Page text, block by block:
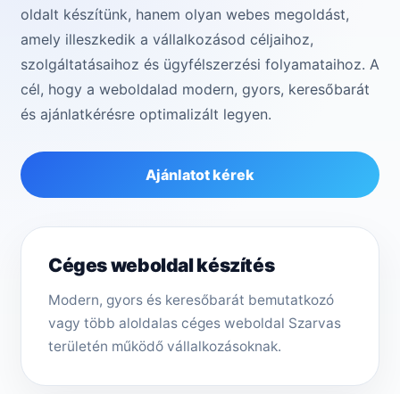
oldalt készítünk, hanem olyan webes megoldást,
amely illeszkedik a vállalkozásod céljaihoz,
szolgáltatásaihoz és ügyfélszerzési folyamataihoz. A
cél, hogy a weboldalad modern, gyors, keresőbarát
és ajánlatkérésre optimalizált legyen.
Ajánlatot kérek
Céges weboldal készítés
Modern, gyors és keresőbarát bemutatkozó
vagy több aloldalas céges weboldal Szarvas
területén működő vállalkozásoknak.